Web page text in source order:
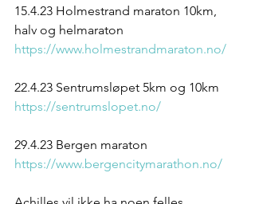
15.4.23 Holmestrand maraton 10km,
halv og helmaraton
https://www.holmestrandmaraton.no/
22.4.23 Sentrumsløpet 5km og 10km
https://sentrumslopet.no/
29.4.23 Bergen maraton
https://www.bergencitymarathon.no/